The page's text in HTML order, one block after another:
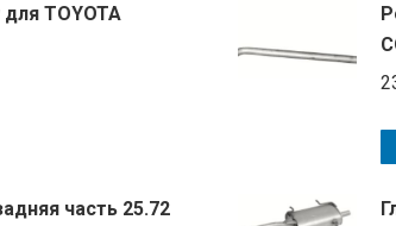
TOYOTA
часть 25.72